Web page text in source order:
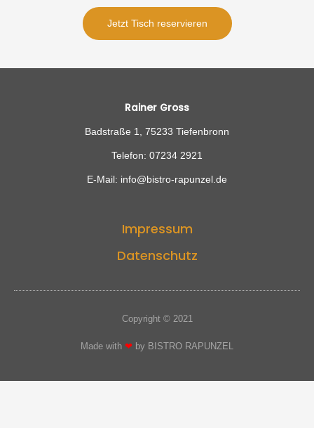
Jetzt Tisch reservieren
Rainer Gross
Badstraße 1, 75233 Tiefenbronn
Telefon: 07234 2921
E-Mail: info@bistro-rapunzel.de
Impressum
Datenschutz
Copyright © 2021
Made with ❤ by BISTRO RAPUNZEL​​